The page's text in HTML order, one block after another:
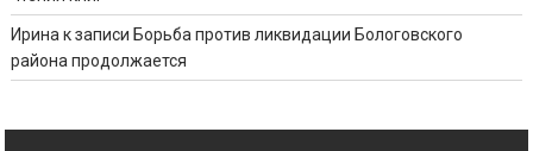
Ирина к записиБорьба против ликвидации Бологовского
района продолжается